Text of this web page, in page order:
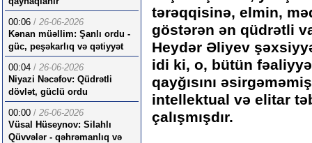
00:06 / 26-06-2026
Kənan müəllim: Şanlı ordu -
güc, peşəkarlıq və qətiyyət
00:04 / 26-06-2026
Niyazi Nəcəfov: Qüdrətli
dövlət, güclü ordu
00:00 / 26-06-2026
Vüsal Hüseynov: Silahlı
Qüvvələr - qəhrəmanlıq və
tərəqqisinə, elmin,
göstərən ən qüdrətli
Heydər Əliyev
idi ki, o, bütün
qayğısını
intellektual və elitar
çalışmışdır.